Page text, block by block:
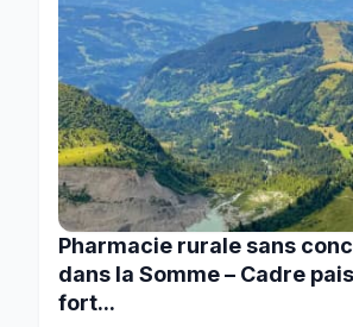
Pharmacie rurale sans
dans la Somme – Cadre
fort...